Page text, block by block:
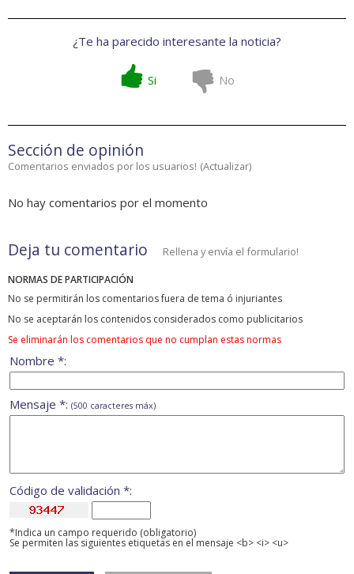
¿Te ha parecido interesante la noticia?
Si No
Sección de opinión
Comentarios enviados por los usuarios! (Actualizar)
No hay comentarios por el momento
Deja tu comentario Rellena y envía el formulario!
NORMAS DE PARTICIPACIÓN
No se permitirán los comentarios fuera de tema ó injuriantes
No se aceptarán los contenidos considerados como publicitarios
Se eliminarán los comentarios que no cumplan estas normas
Nombre *:
Mensaje *: (500 caracteres máx)
Código de validación *:
*Indica un campo requerido (obligatorio)
Se permiten las siguientes etiquetas en el mensaje <b> <i> <u>